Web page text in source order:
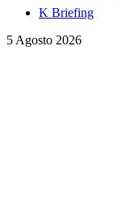
K Briefing
5 Agosto 2026